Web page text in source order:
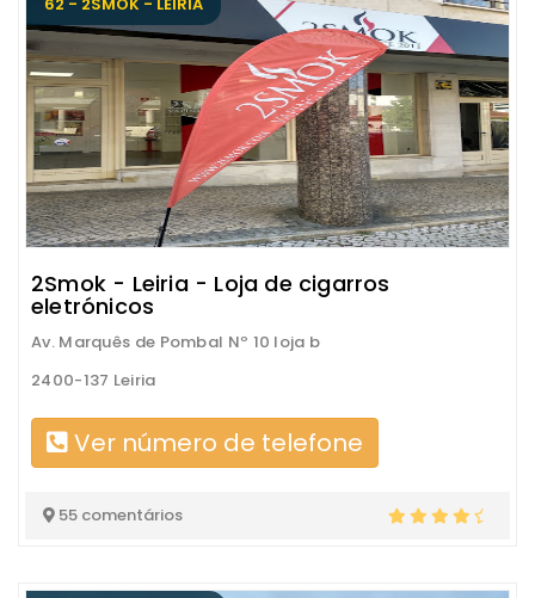
2Smok - Leiria - Loja de cigarros
eletrónicos
Av. Marquês de Pombal Nº 10 loja b
2400-137 Leiria
Ver número de telefone
55 comentários